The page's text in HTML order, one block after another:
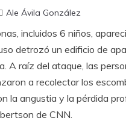
Ale Ávila González
incluidos 6 niños,
detrozó un edificio de
A raíz del ataque, las
a recolectar los
la angustia y la pérdida
de CNN.